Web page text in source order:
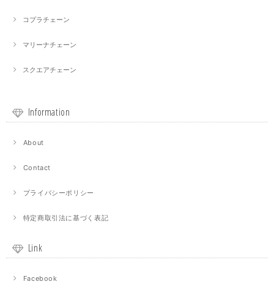
コプラチェーン
マリーナチェーン
スクエアチェーン
Information
About
Contact
プライバシーポリシー
特定商取引法に基づく表記
Link
Facebook